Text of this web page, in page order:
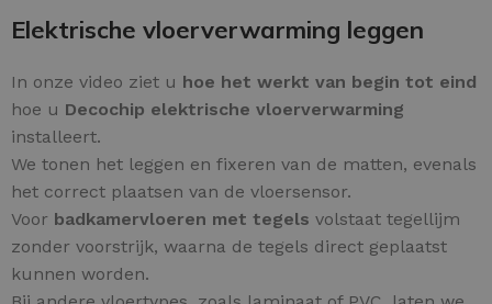
Elektrische vloerverwarming leggen
In onze video ziet u hoe het werkt van begin tot eind
hoe u Decochip elektrische vloerverwarming
installeert.
We tonen het leggen en fixeren van de matten, evenals
het correct plaatsen van de vloersensor.
Voor badkamervloeren met tegels volstaat tegellijm
zonder voorstrijk, waarna de tegels direct geplaatst
kunnen worden.